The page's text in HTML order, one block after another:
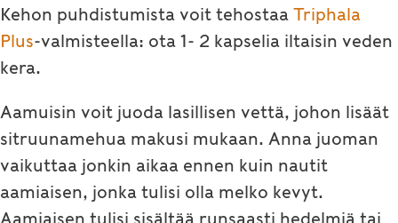
Kehon puhdistumista voit tehostaa Triphala
Plus-valmisteella: ota 1- 2 kapselia iltaisin veden
kera.
Aamuisin voit juoda lasillisen vettä, johon lisäät
sitruunamehua makusi mukaan. Anna juoman
vaikuttaa jonkin aikaa ennen kuin nautit
aamiaisen, jonka tulisi olla melko kevyt.